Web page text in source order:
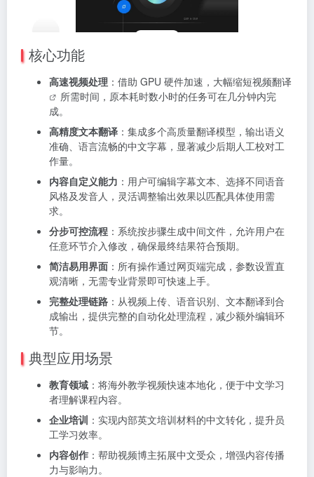
核心功能
高速视频处理 ：借助 GPU 硬件加速，大幅缩短视频翻译
所需时间，原本耗时数小时的任务可在几分钟内完
成。
高精度文本翻译 ：集成多个高质量翻译模型，输出语义
准确、语言流畅的中文字幕，显著减少后期人工校对工
作量。
内容自定义能力 ：用户可编辑字幕文本、选择不同语音
风格及发音人，灵活调整输出效果以匹配具体使用需
求。
分步可控流程 ：系统按步骤生成中间文件，允许用户在
任意环节介入修改，确保最终结果符合预期。
简洁易用界面 ：所有操作通过网页端完成，参数设置直
观清晰，无需专业背景即可快速上手。
完整处理链路 ：从视频上传、语音识别、文本翻译到合
成输出，提供完整的自动化处理流程，减少额外编辑环
节。
典型应用场景
教育领域 ：将海外教学视频快速本地化，便于中文学习
者理解课程内容。
企业培训 ：实现内部英文培训材料的中文转化，提升员
工学习效率。
内容创作 ：帮助视频博主拓展中文受众，增强内容传播
力与影响力。